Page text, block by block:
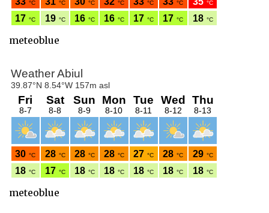
meteoblue
meteoblue